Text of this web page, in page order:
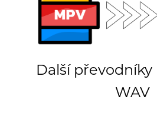
Další převodníky
WAV